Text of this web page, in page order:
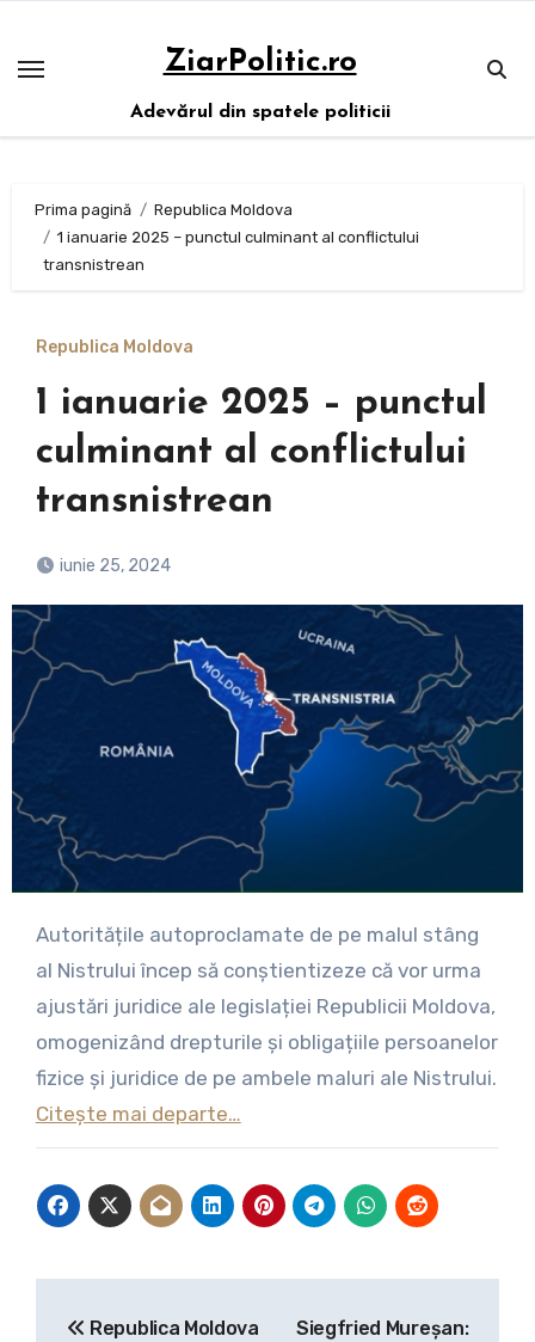
conținut
ZiarPolitic.ro
Adevărul din spatele politicii
Prima pagină
Republica Moldova
1 ianuarie 2025 – punctul culminant al conflictului
transnistrean
Republica Moldova
1 ianuarie 2025 – punctul
culminant al conflictului
transnistrean
iunie 25, 2024
Autoritățile autoproclamate de pe malul stâng
al Nistrului încep să conștientizeze că vor urma
ajustări juridice ale legislației Republicii Moldova,
omogenizând drepturile și obligațiile persoanelor
fizice și juridice de pe ambele maluri ale Nistrului.
Citește mai departe…
Republica Moldova
Siegfried Mureșan: